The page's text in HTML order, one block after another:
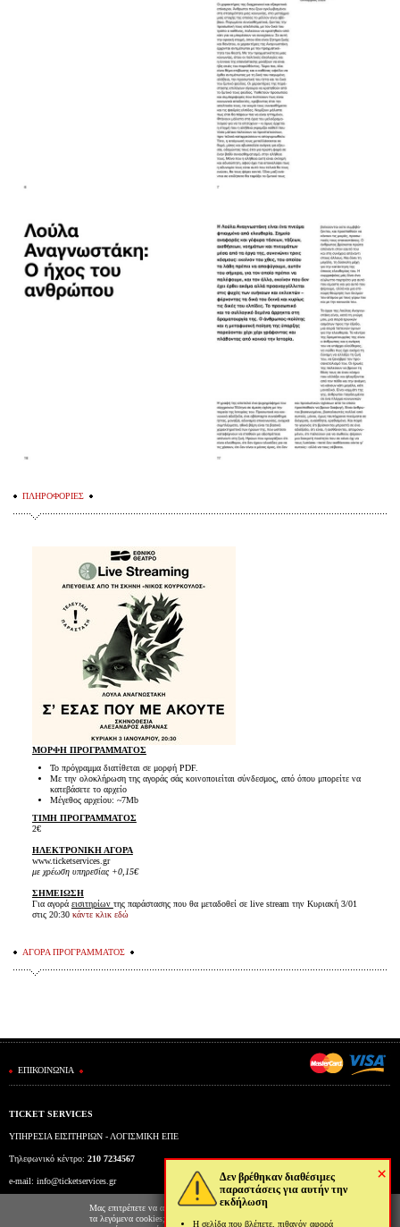
×
Δεν βρέθηκαν διαθέσιμες
παραστάσεις για αυτήν την
εκδήλωση
Η σελίδα που βλέπετε, πιθανόν αφορά
ΠΛΗΡΟΦΟΡΙΕΣ
ΜΟΡΦΗ ΠΡΟΓΡΑΜΜΑΤΟΣ
Το πρόγραμμα διατίθεται σε μορφή PDF.
Με την ολοκλήρωση της αγοράς σάς κοινοποιείται σύνδεσμος, από όπου μπορείτε να
κατεβάσετε το αρχείο
Μέγεθος αρχείου: ~7Mb
ΤΙΜΗ ΠΡΟΓΡΑΜΜΑΤΟΣ
2€
ΗΛΕΚΤΡΟΝΙΚΗ ΑΓΟΡΑ
www.ticketservices.gr
με χρέωση υπηρεσίας +0,15€
ΣΗΜΕΙΩΣΗ
Για αγορά εισιτηρίων της παράστασης που θα μεταδοθεί σε live stream την Κυριακή 3/01
στις 20:30 κάντε κλικ εδώ
ΑΓΟΡΑ ΠΡΟΓΡΑΜΜΑΤΟΣ
ΕΠΙΚΟΙΝΩΝΙΑ
TICKET SERVICES
ΥΠΗΡΕΣΙΑ ΕΙΣΙΤΗΡΙΩΝ - ΛΟΓΙΣΜΙΚΗ ΕΠΕ
Τηλεφωνικό κέντρο: 210 7234567
e-mail: info@ticketservices.gr
Εκδοτήριο: Πανεπιστημίου 39 (Στοά Πεσμαζόγλου), Αθήνα
Μας επιτρέπετε να αποθηκεύουμε στον φυλλομετρητή σας
τα λεγόμενα cookies; Με αυτόν τον τρόπο θα